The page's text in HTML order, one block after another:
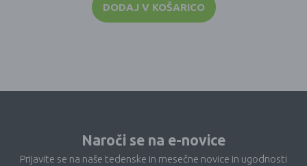
DODAJ V KOŠARICO
Naroči se na e-novice
Prijavite se na naše tedenske in mesečne novice in ugodnosti